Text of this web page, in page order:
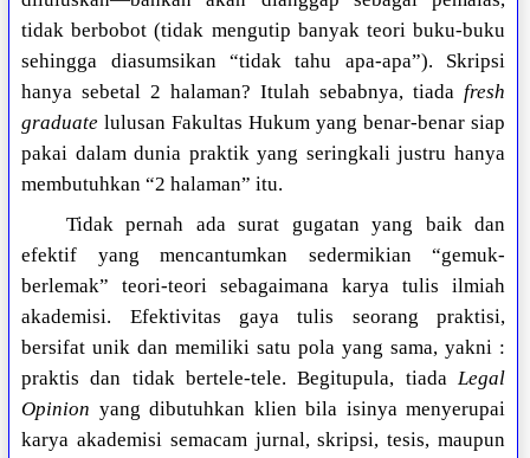
tidak berbobot (tidak mengutip banyak teori buku-buku
sehingga diasumsikan “tidak tahu apa-apa”). Skripsi
hanya sebetal 2 halaman? Itulah sebabnya, tiada fresh
graduate lulusan Fakultas Hukum yang benar-benar siap
pakai dalam dunia praktik yang seringkali justru hanya
membutuhkan “2 halaman” itu.
Tidak pernah ada surat gugatan yang baik dan
efektif yang mencantumkan sedermikian “gemuk-
berlemak” teori-teori sebagaimana karya tulis ilmiah
akademisi. Efektivitas gaya tulis seorang praktisi,
bersifat unik dan memiliki satu pola yang sama, yakni :
praktis dan tidak bertele-tele. Begitupula, tiada Legal
Opinion yang dibutuhkan klien bila isinya menyerupai
karya akademisi semacam jurnal, skripsi, tesis, maupun